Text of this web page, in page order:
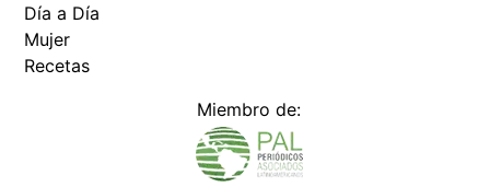
Día a Día
Mujer
Recetas
Miembro de: